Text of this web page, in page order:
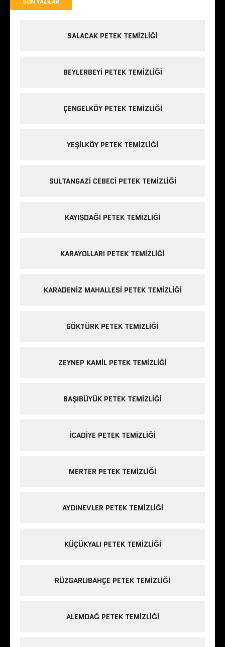
SALACAK PETEK TEMIZLIĞI
BEYLERBEYI PETEK TEMIZLIĞI
ÇENGELKÖY PETEK TEMIZLIĞI
YEŞILKÖY PETEK TEMIZLIĞI
SULTANGAZI CEBECI PETEK TEMIZLIĞI
KAYIŞDAĞI PETEK TEMIZLIĞI
KARAYOLLARI PETEK TEMIZLIĞI
KARADENIZ MAHALLESI PETEK TEMIZLIĞI
GÖKTÜRK PETEK TEMIZLIĞI
ZEYNEP KAMIL PETEK TEMIZLIĞI
BAŞIBÜYÜK PETEK TEMIZLIĞI
ICADIYE PETEK TEMIZLIĞI
MERTER PETEK TEMIZLIĞI
AYDINEVLER PETEK TEMIZLIĞI
KÜÇÜKYALI PETEK TEMIZLIĞI
RÜZGARLIBAHÇE PETEK TEMIZLIĞI
ALEMDAĞ PETEK TEMIZLIĞI